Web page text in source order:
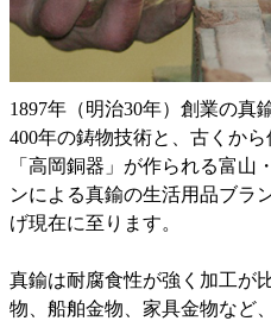
1897年（明治30年）創業の真
400年の鋳物技術と、古くか
「高岡銅器」が作られる富山
ンによる真鍮の生活用品ブラ
げ現在に至ります。
真鍮は耐腐食性が強く加工が
物、船舶金物、家具金物など